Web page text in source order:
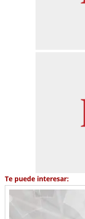
Te puede interesar: